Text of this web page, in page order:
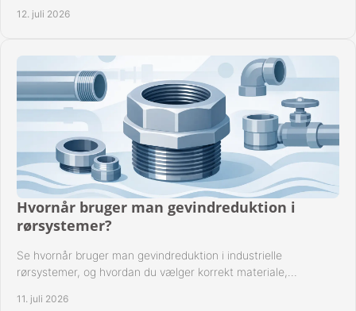
12. juli 2026
Hvornår bruger man gevindreduktion i
rørsystemer?
Se hvornår bruger man gevindreduktion i industrielle
rørsystemer, og hvordan du vælger korrekt materiale,
11. juli 2026